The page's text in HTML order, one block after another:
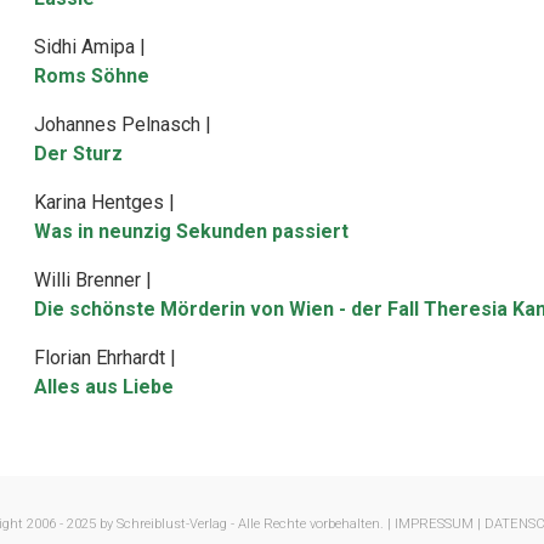
Sidhi Amipa |
Roms Söhne
Johannes Pelnasch |
Der Sturz
Karina Hentges |
Was in neunzig Sekunden passiert
Willi Brenner |
Die schönste Mörderin von Wien - der Fall Theresia
Florian Ehrhardt |
Alles aus Liebe
2006 - 2025 by Schreiblust-Verlag - Alle Rechte vorbehalten. | IMPRESSUM |